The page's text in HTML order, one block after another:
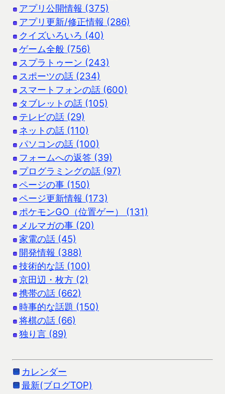
アプリ公開情報 (375)
アプリ更新/修正情報 (286)
クイズいろいろ (40)
ゲーム全般 (756)
スプラトゥーン (243)
スポーツの話 (234)
スマートフォンの話 (600)
タブレットの話 (105)
テレビの話 (29)
ネットの話 (110)
パソコンの話 (100)
フォームへの返答 (39)
プログラミングの話 (97)
ページの事 (150)
ページ更新情報 (173)
ポケモンGO（位置ゲー） (131)
メルマガの事 (20)
家電の話 (45)
開発情報 (388)
技術的な話 (100)
京田辺・枚方 (2)
携帯の話 (662)
時事的な話題 (150)
将棋の話 (66)
独り言 (89)
カレンダー
最新(ブログTOP)